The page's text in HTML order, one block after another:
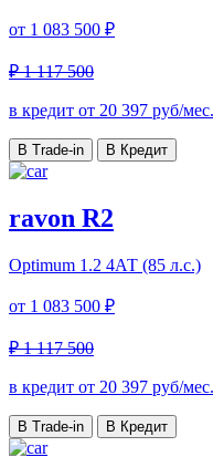
от 1 083 500 ₽
₽ 1 117 500
в кредит от 20 397 руб/мес.
В Trade-in В Кредит
ravon R2
Optimum 1.2 4АТ (85 л.с.)
от 1 083 500 ₽
₽ 1 117 500
в кредит от 20 397 руб/мес.
В Trade-in В Кредит